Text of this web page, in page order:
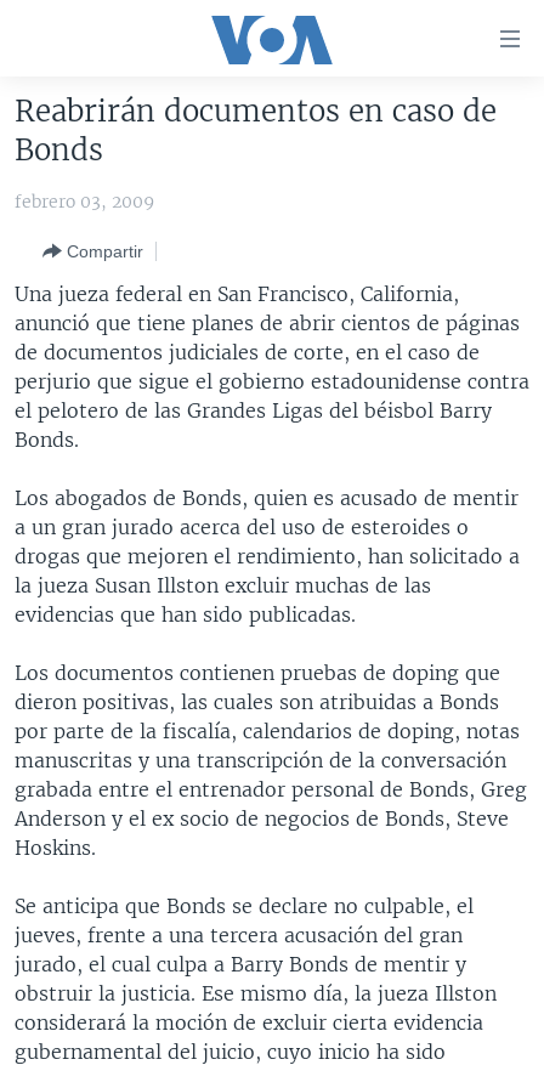
accesibilidad
contenido
Salte
navegador
principal
Salte
búsqueda
AMÉRICA DEL NORTE
MÉXICO
HAITÍ
ELECCIONES EEUU
VOTO DIVIDIDO
VOA VERIFICA
VOA VERIFICA UCRANIA/RUSIA
VOA VERIFICA INMIGRACIÓN
VOA VERIFICA AMÉRICA LATINA
AMÉRICA LATINA
ARGENTINA
BOLIVIA
COLOMBIA
CHILE
ECUADOR
VENEZUELA
BRASIL
CHINA EN AMÉRICA LATINA
CENTROAMÉRICA
COSTA RICA
EL SALVADOR
HONDURAS
NICARAGUA
OTRAS SECCIONES
INMIGRACIÓN
MUNDO
ECONOMÍA
ENTRETENIMIENTO Y CULTURA
DEPORTES
CIENCIA Y SALUD
ESPECIALES DE LA VOA
UCRANIA
MULTIMEDIA
VIDEOS
AUDIOS
PROGRAMAS TV
FORO INTERAMERICANO
VISIÓN 360
LAS CLAVES
PANORAMA
AVANCE INFORMATIVO
AUDIONOTICIAS
BUENOS DÍAS AMÉRICA
ESTADOS UNIDOS AL DÍA
FORO [RADIO]
DEPORTIVO INTERNACIONAL
NOTA ECONÓMICA
ENTRETENIMIENTO
DIRECT
DOCUMENTALES DE LA VOA
Learning English
Idiomas
Reabrirán documentos en caso de
Bonds
febrero 03, 2009
Compartir
Una jueza federal en San Francisco, California,
anunció que tiene planes de abrir cientos de páginas
de documentos judiciales de corte, en el caso de
perjurio que sigue el gobierno estadounidense contra
el pelotero de las Grandes Ligas del béisbol Barry
Bonds.
Los abogados de Bonds, quien es acusado de mentir
a un gran jurado acerca del uso de esteroides o
drogas que mejoren el rendimiento, han solicitado a
la jueza Susan Illston excluir muchas de las
evidencias que han sido publicadas.
Los documentos contienen pruebas de doping que
dieron positivas, las cuales son atribuidas a Bonds
por parte de la fiscalía, calendarios de doping, notas
manuscritas y una transcripción de la conversación
grabada entre el entrenador personal de Bonds, Greg
Anderson y el ex socio de negocios de Bonds, Steve
Hoskins.
Se anticipa que Bonds se declare no culpable, el
jueves, frente a una tercera acusación del gran
jurado, el cual culpa a Barry Bonds de mentir y
obstruir la justicia. Ese mismo día, la jueza Illston
considerará la moción de excluir cierta evidencia
gubernamental del juicio, cuyo inicio ha sido